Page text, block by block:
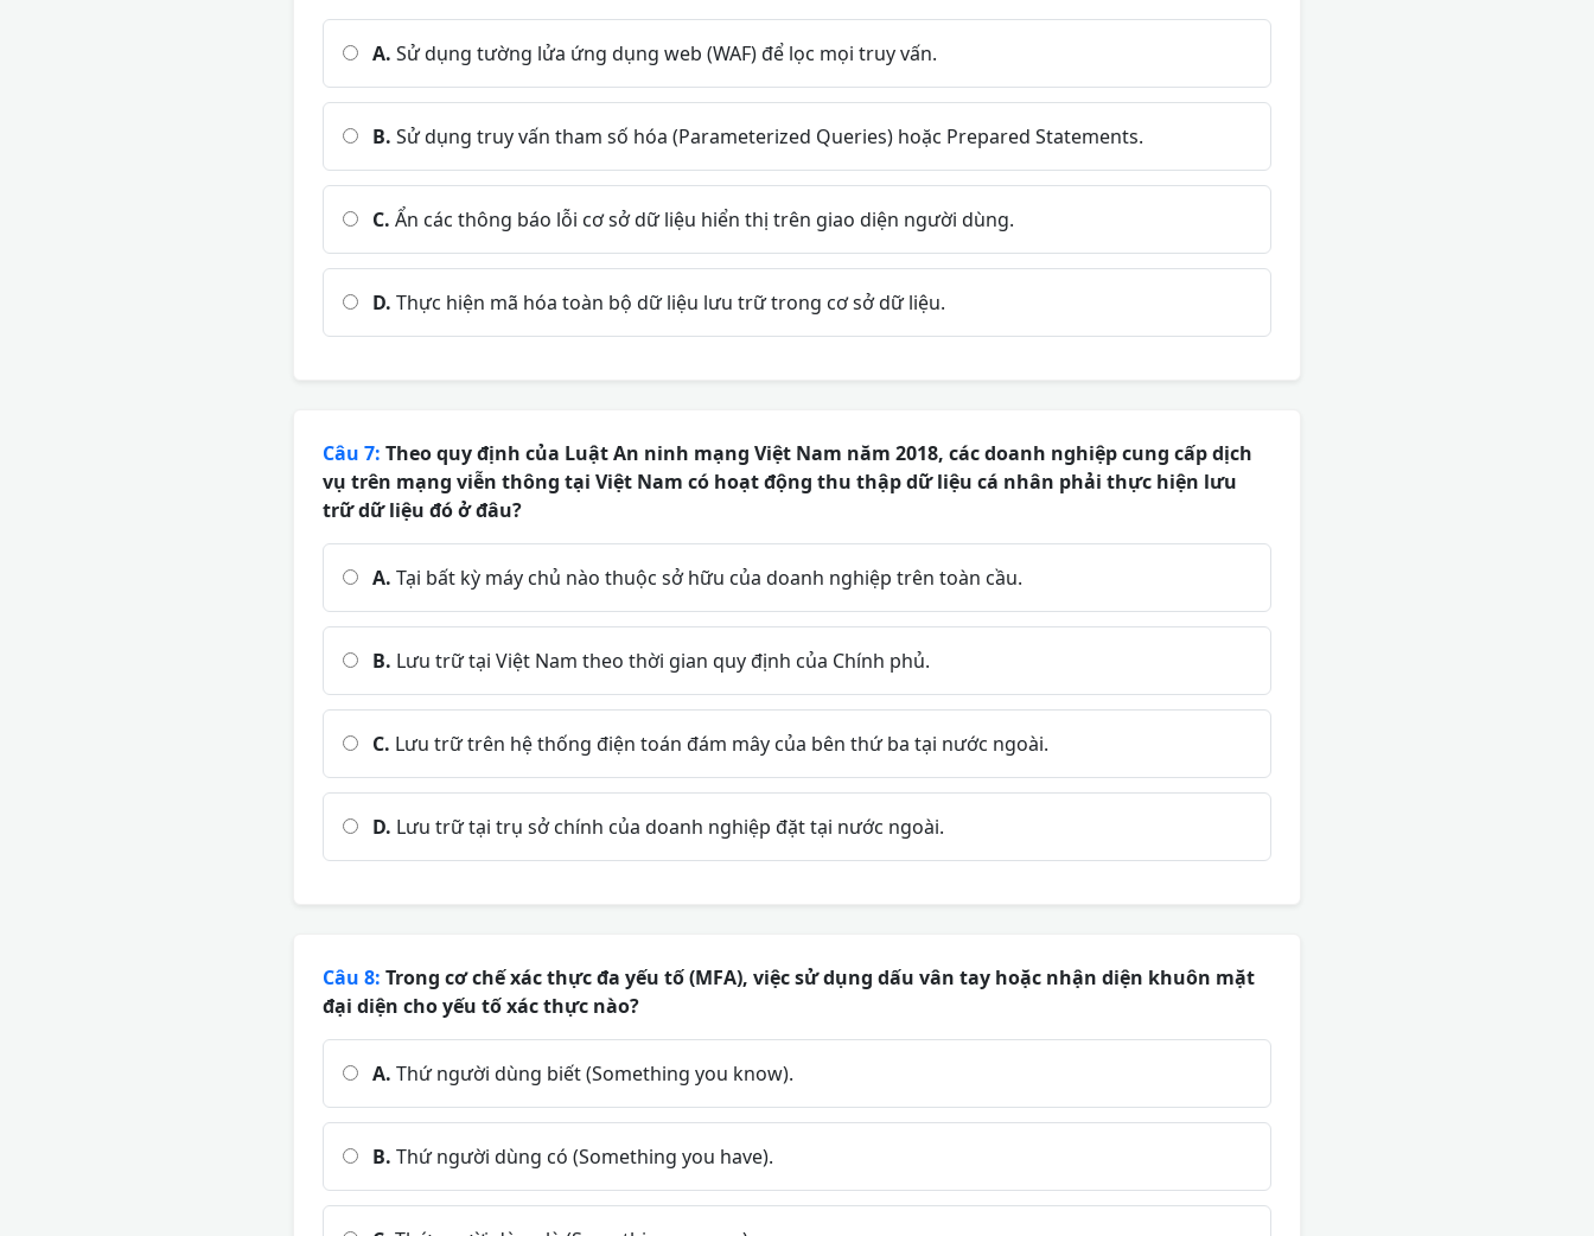
A. Sử dụng tường lửa ứng dụng web (WAF) để lọc mọi truy vấn.
B. Sử dụng truy vấn tham số hóa (Parameterized Queries) hoặc Prepared Statements.
C. Ẩn các thông báo lỗi cơ sở dữ liệu hiển thị trên giao diện người dùng.
D. Thực hiện mã hóa toàn bộ dữ liệu lưu trữ trong cơ sở dữ liệu.
Câu 7: Theo quy định của Luật An ninh mạng Việt Nam năm 2018, các doanh nghiệp cung cấp dịch
vụ trên mạng viễn thông tại Việt Nam có hoạt động thu thập dữ liệu cá nhân phải thực hiện lưu
trữ dữ liệu đó ở đâu?
A. Tại bất kỳ máy chủ nào thuộc sở hữu của doanh nghiệp trên toàn cầu.
B. Lưu trữ tại Việt Nam theo thời gian quy định của Chính phủ.
C. Lưu trữ trên hệ thống điện toán đám mây của bên thứ ba tại nước ngoài.
D. Lưu trữ tại trụ sở chính của doanh nghiệp đặt tại nước ngoài.
Câu 8: Trong cơ chế xác thực đa yếu tố (MFA), việc sử dụng dấu vân tay hoặc nhận diện khuôn mặt
đại diện cho yếu tố xác thực nào?
A. Thứ người dùng biết (Something you know).
B. Thứ người dùng có (Something you have).